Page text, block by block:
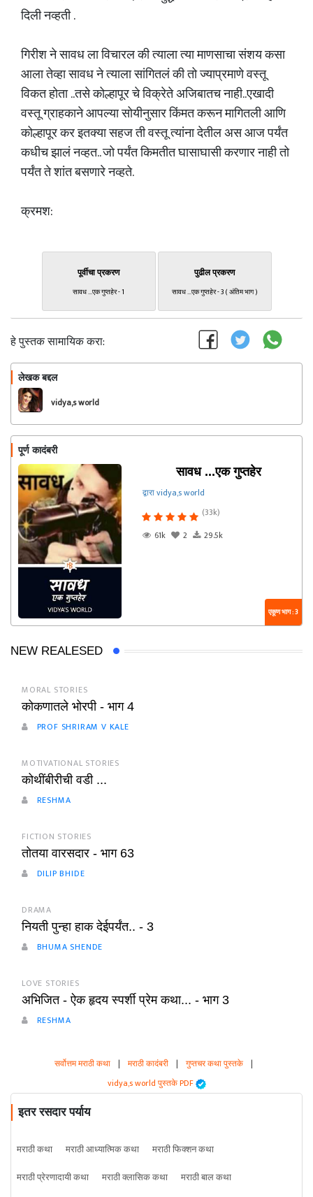
दिली नव्हती .
गिरीश ने सावध ला विचारल की त्याला त्या माणसाचा संशय कसा
आला तेव्हा सावध ने त्याला सांगितलं की तो ज्याप्रमाणे वस्तू
विकत होता ..तसे कोल्हापूर चे विक्रेते अजिबातच नाही..एखादी
वस्तू ग्राहकाने आपल्या सोयीनुसार किंमत करून मागितली आणि
कोल्हापूर कर इतक्या सहज ती वस्तू त्यांना देतील अस आज पर्यंत
कधीच झालं नव्हत.. जो पर्यंत किमतीत घासाघासी करणार नाही तो
पर्यंत ते शांत बसणारे नव्हते.
क्रमश:
पूर्वीचा प्रकरण
सावध ...एक गुप्तहेर - 1
पुढील प्रकरण
सावध ...एक गुप्तहेर - 3 ( अंतिम भाग )
हे पुस्तक सामायिक करा:
लेखक बद्दल
vidya,s world
पूर्ण कादंबरी
सावध ...एक गुप्तहेर
द्वारा vidya,s world
(33k)
61k
2 29.5k
एकूण भाग : 3
NEW REALESED
MORAL STORIES
कोकणातले भोरपी - भाग 4
PROF SHRIRAM V KALE
MOTIVATIONAL STORIES
कोथींबीरीची वडी ...
RESHMA
FICTION STORIES
तोतया वारसदार - भाग 63
DILIP BHIDE
DRAMA
नियती पुन्हा हाक देईपर्यंत.. - 3
BHUMA SHENDE
LOVE STORIES
अभिजित - ऐक हृदय स्पर्शी प्रेम कथा... - भाग 3
RESHMA
सर्वोत्तम मराठी कथा | मराठी कादंबरी | गुप्तचर कथा पुस्तके |
vidya,s world पुस्तके PDF
इतर रसदार पर्याय
मराठी कथा मराठी आध्यात्मिक कथा
मराठी फिक्शन कथा
मराठी प्रेरणादायी कथा
मराठी क्लासिक कथा
मराठी बाल कथा